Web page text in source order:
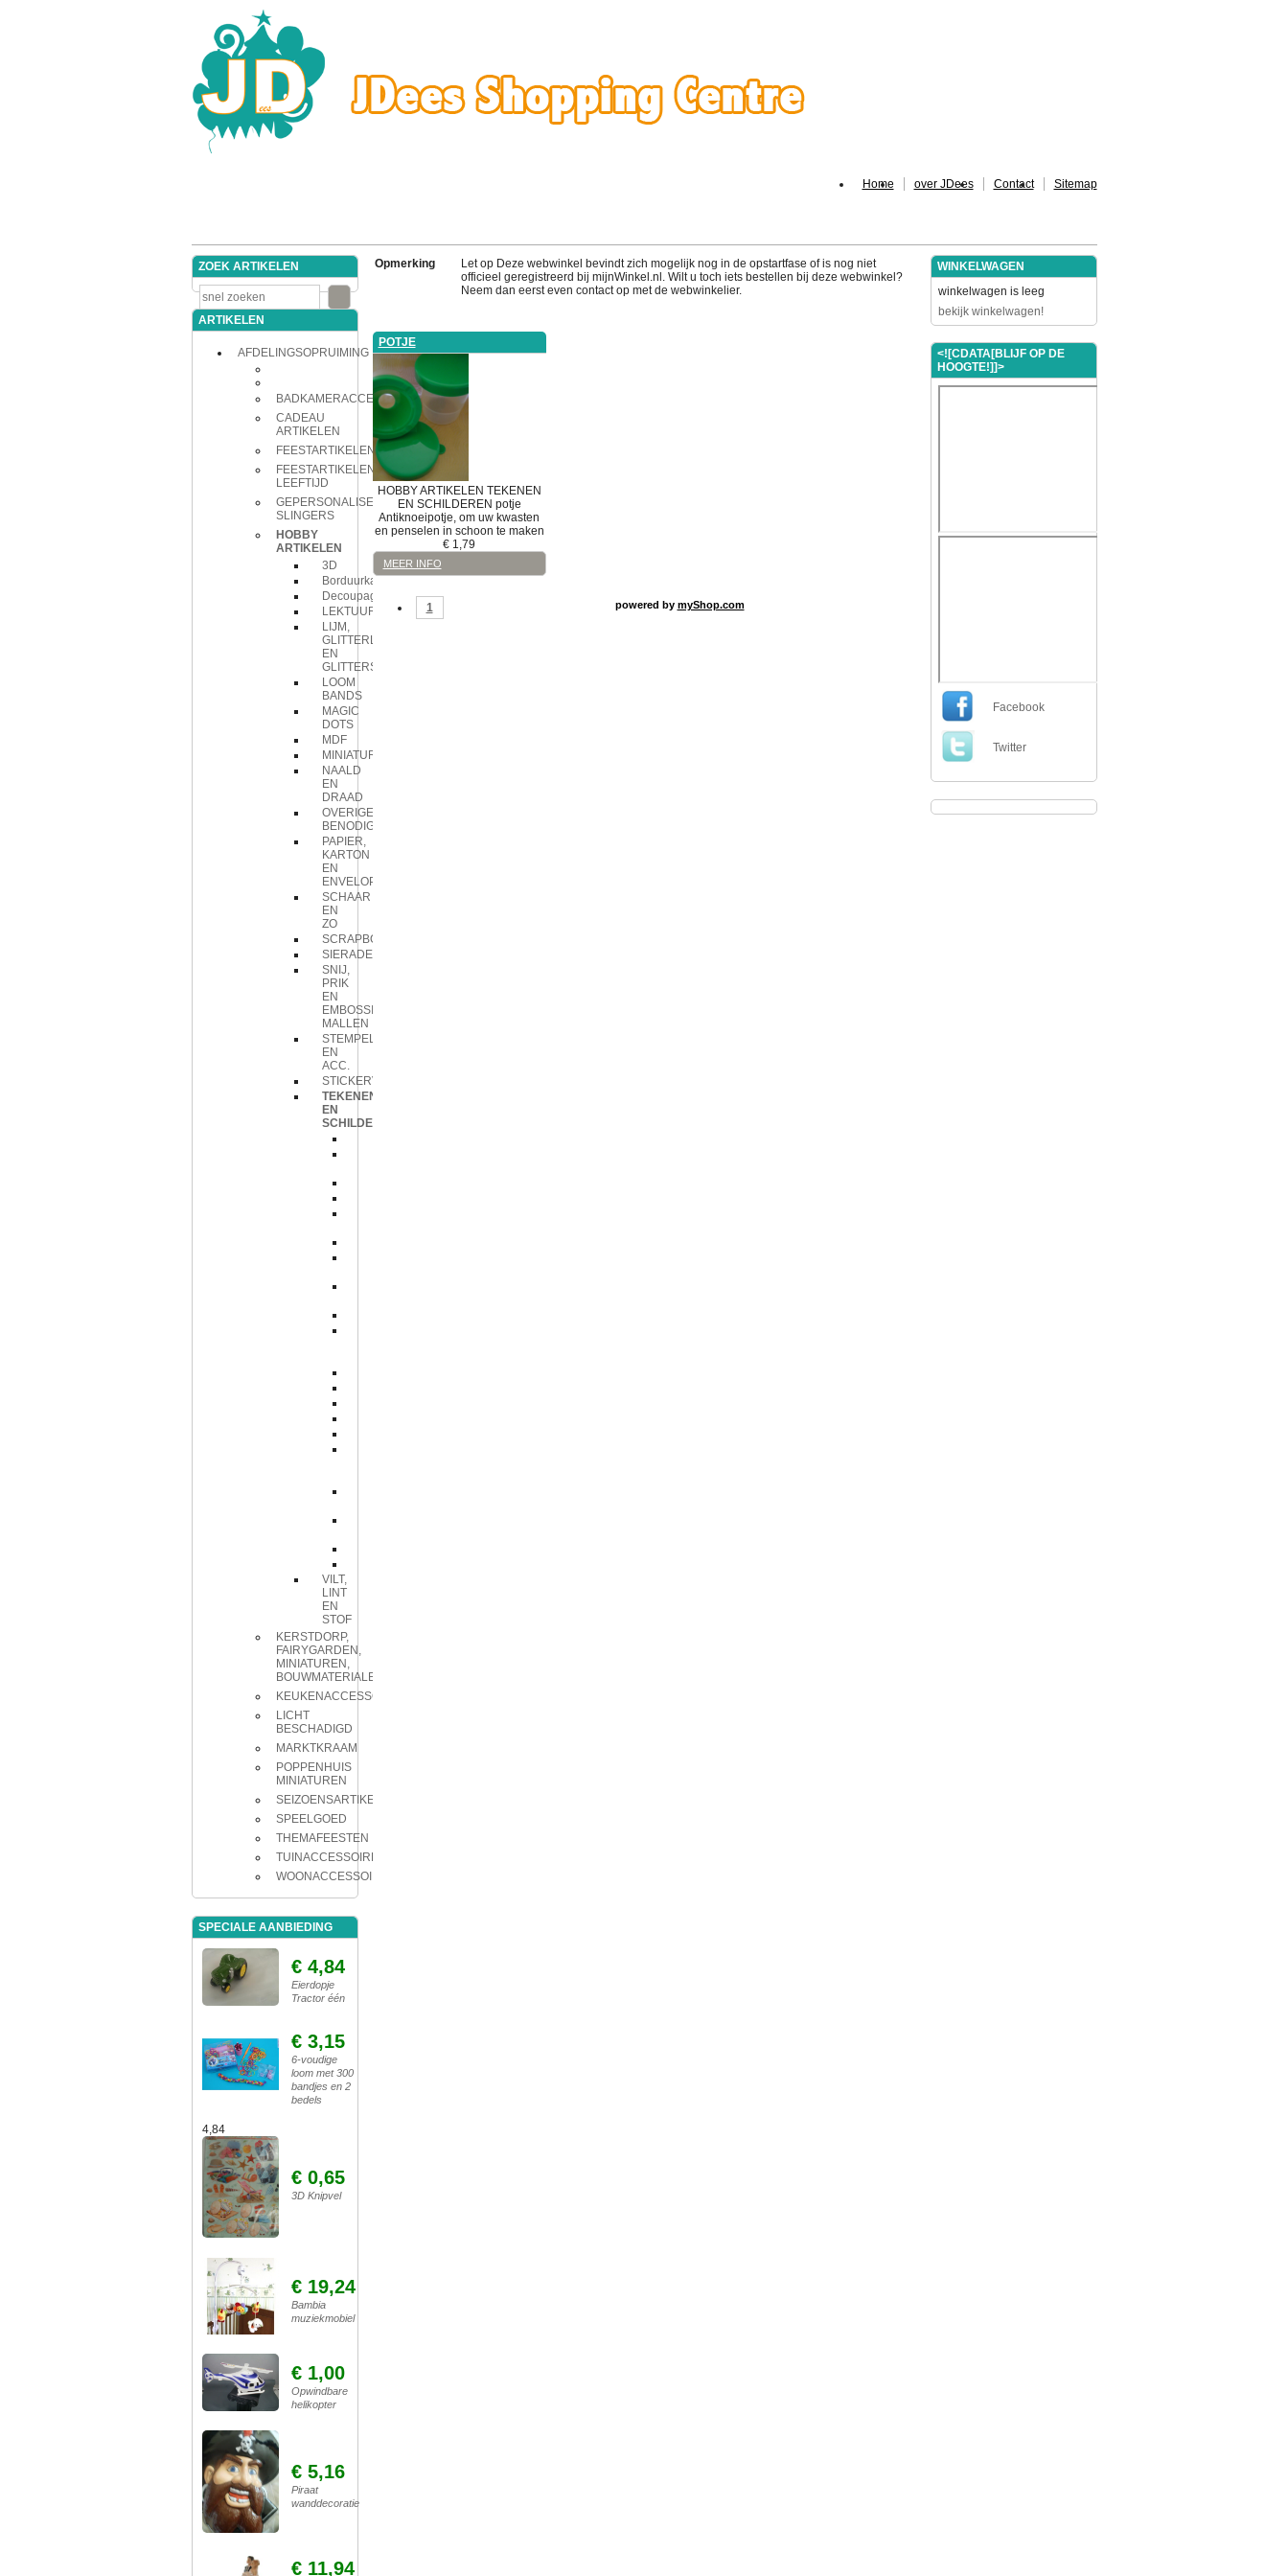
Home over JDees Contact Sitemap
ZOEK ARTIKELEN
ARTIKELEN
AFDELINGSOPRUIMING
BADKAMERACCESSOIRES
CADEAU
ARTIKELEN
FEESTARTIKELEN
FEESTARTIKELEN
LEEFTIJD
GEPERSONALISEERDE
SLINGERS
HOBBY
ARTIKELEN
3D
Borduurkaarten
Decoupage
LEKTUUR
LIJM,
GLITTERLIJM
EN
GLITTERS
LOOM
BANDS
MAGIC
DOTS
MDF
MINIATUREN
NAALD
EN
DRAAD
OVERIGE
BENODIGDHEDEN
PAPIER,
KARTON
EN
ENVELOPPEN
SCHAAR
EN
ZO
SCRAPBOOK
SIERADEN
SNIJ,
PRIK
EN
EMBOSSING
MALLEN
STEMPELS
EN
ACC.
STICKERVELLEN
TEKENEN
EN
SCHILDEREN
VILT,
LINT
EN
STOF
KERSTDORP,
FAIRYGARDEN,
MINIATUREN,
BOUWMATERIALEN
KEUKENACCESSOIRES
LICHT
BESCHADIGD
MARKTKRAAM
POPPENHUIS
MINIATUREN
SEIZOENSARTIKELEN
SPEELGOED
THEMAFEESTEN
TUINACCESSOIRES
WOONACCESSOIRES
SPECIALE AANBIEDING
€ 4,84
Eierdopje
Tractor één
€ 3,15
6-voudige
loom met 300
bandjes en 2
bedels
4,84
€ 0,65
3D Knipvel
€ 19,24
Bambia
muziekmobiel
€ 1,00
Opwindbare
helikopter
€ 5,16
Piraat
wanddecoratie
€ 11,94
Opmerking
Let op Deze webwinkel bevindt zich mogelijk nog in de opstartfase of is nog niet
officieel geregistreerd bij mijnWinkel.nl. Wilt u toch iets bestellen bij deze webwinkel?
Neem dan eerst even contact op met de webwinkelier.
POTJE
HOBBY ARTIKELEN TEKENEN
EN SCHILDEREN potje
Antiknoeipotje, om uw kwasten
en penselen in schoon te maken
€ 1,79
MEER INFO
1 powered by myShop.com
WINKELWAGEN
winkelwagen is leeg
bekijk winkelwagen!
<![CDATA[BLIJF OP DE
HOOGTE!]]>
Facebook
Twitter